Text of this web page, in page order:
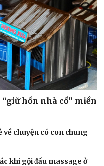
Tin Công nghệ
Trải nghiệm
Chuyển đổi số
“giữ hồn nhà cổ” miền
về chuyện có con chung
khi gội đầu massage ở